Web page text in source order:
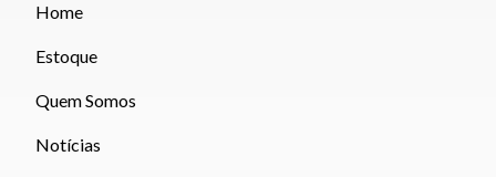
Home
Estoque
Quem Somos
Notícias